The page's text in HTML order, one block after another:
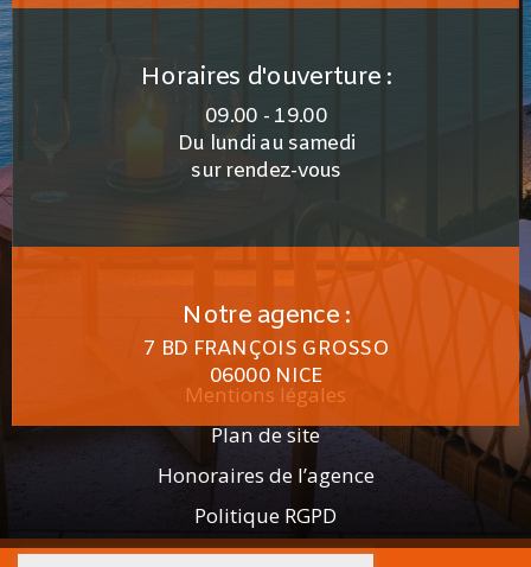
Horaires d'ouverture :
09.00 - 19.00
Du lundi au samedi
sur rendez-vous
Notre agence :
7 BD FRANÇOIS GROSSO
06000 NICE
Mentions légales
Plan de site
Honoraires de l’agence
Politique RGPD